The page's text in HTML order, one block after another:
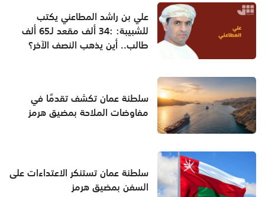
علي بن راشد المطاعني يكتب
للشبيبة: :34 ألف مقعد لـ65 ألف
طالب.. أين يذهب النصف الآخر؟
سلطنة عمان تكشف تقدمًا في
مفاوضات الملاحة بمضيق هرمز
سلطنة عمان تستنكر الاعتداءات على
السفن بمضيق هرمز